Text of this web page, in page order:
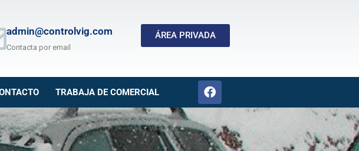
admin@controlvig.com
Contacta por email
ÁREA PRIVADA
TRABAJA DE COMERCIAL